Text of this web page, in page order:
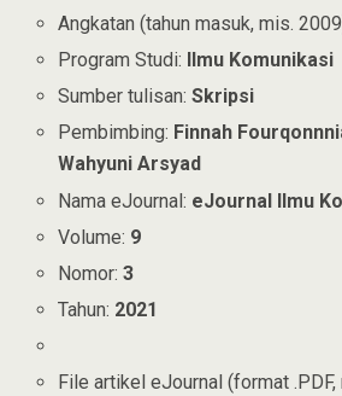
Angkatan (tahun masuk, mis.
Program Studi: Ilmu Komunikasi
Sumber tulisan:Skripsi
Pembimbing: Finnah
Wahyuni Arsyad
Nama eJournal: eJournal Ilmu
Volume: 9
Nomor:3
Tahun: 2021
File artikel eJournal (format .PDF,